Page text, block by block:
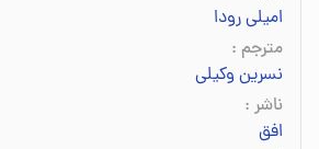
امیلی رودا
مترجم :
نسرین وکیلی
ناشر :
افق